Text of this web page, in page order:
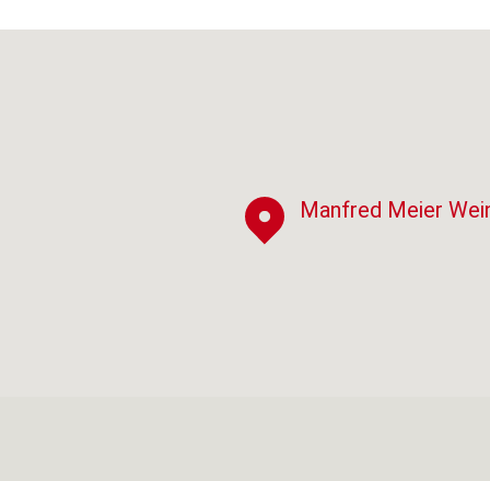
Manfred Meier